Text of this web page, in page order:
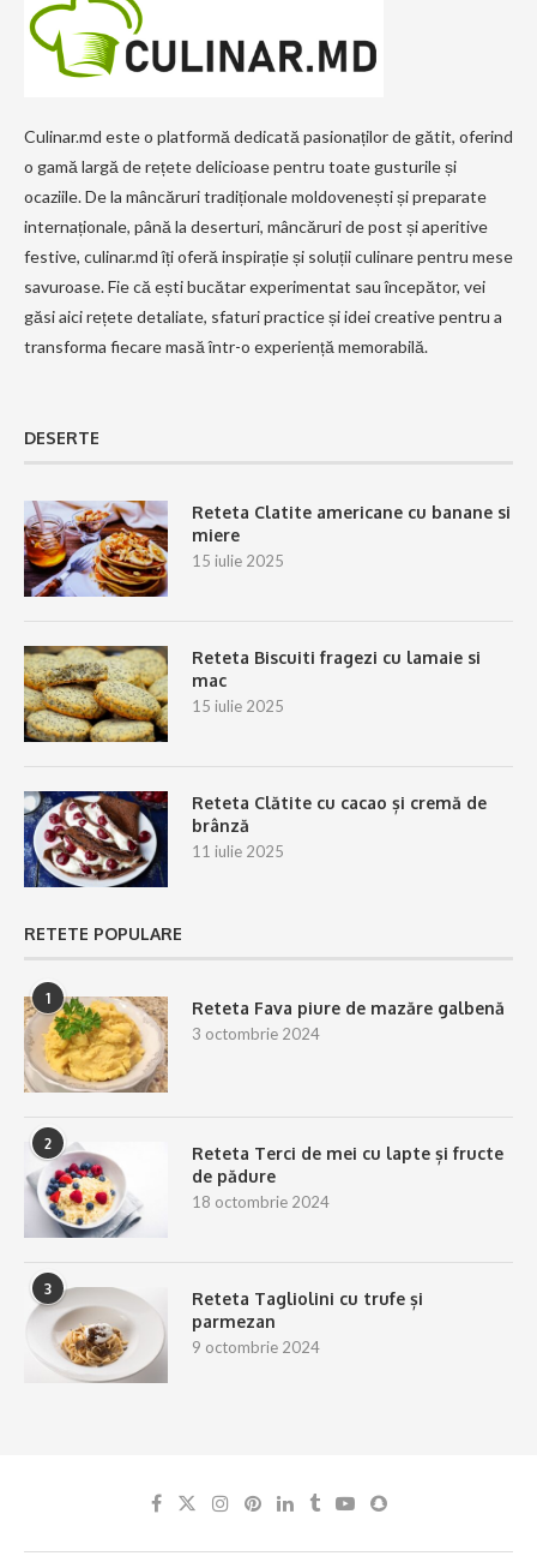
Culinar.md este o platformă dedicată pasionaților de gătit, oferind
o gamă largă de rețete delicioase pentru toate gusturile și
ocaziile. De la mâncăruri tradiționale moldovenești și preparate
internaționale, până la deserturi, mâncăruri de post și aperitive
festive, culinar.md îți oferă inspirație și soluții culinare pentru mese
savuroase. Fie că ești bucătar experimentat sau începător, vei
găsi aici rețete detaliate, sfaturi practice și idei creative pentru a
transforma fiecare masă într-o experiență memorabilă.
DESERTE
Reteta Clatite americane cu banane si
miere
15 iulie 2025
Reteta Biscuiti fragezi cu lamaie si
mac
15 iulie 2025
Reteta Clătite cu cacao și cremă de
brânză
11 iulie 2025
RETETE POPULARE
1
Reteta Fava piure de mazăre galbenă
3 octombrie 2024
2
Reteta Terci de mei cu lapte și fructe
de pădure
18 octombrie 2024
3
Reteta Tagliolini cu trufe și
parmezan
9 octombrie 2024